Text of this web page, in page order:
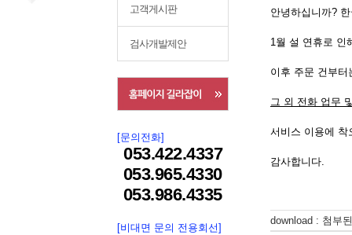
고객게시판
검사개발제안
[문의전화]
053.422.4337
053.965.4330
053.986.4335
[비대면 문의 전용회선]
안녕하십니까?
1월 설 연휴로 인
이후 주문 건부
그 외 전화 업무
서비스 이용에
감사합니다.
download : 첨부